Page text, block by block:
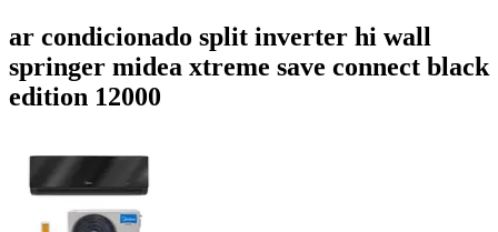
ar condicionado split inverter hi wall
springer midea xtreme save connect black
edition 12000